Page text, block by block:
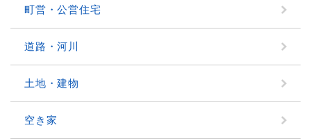
町営・公営住宅
道路・河川
土地・建物
空き家